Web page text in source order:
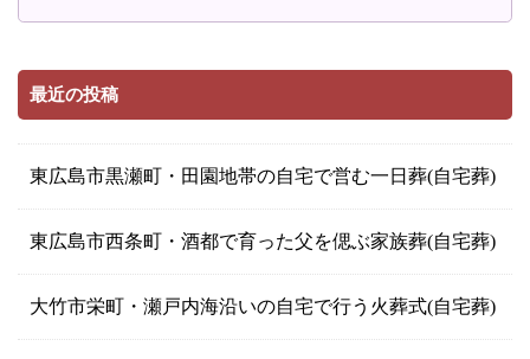
最近の投稿
東広島市黒瀬町・田園地帯の自宅で営む一日葬(自宅葬)
東広島市西条町・酒都で育った父を偲ぶ家族葬(自宅葬)
大竹市栄町・瀬戸内海沿いの自宅で行う火葬式(自宅葬)